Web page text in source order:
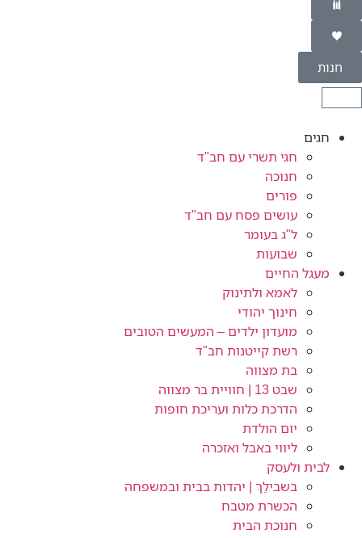
חנות
חגים
חגי תשרי עם חב"ד
חנוכה
פורים
עושים פסח עם חב"ד
ל"ג בעומר
שבועות
מעגל החיים
לאמא ולתינוק
חינוך יהודי
מועדון ילדים – המעשים הטובים
רשת קייטנות חב"ד
בת מצווה
שבט 13 | חוויית בר מצווה
הדרכת כלות ועריכת חופות​
יום הולדת
ליווי באבל ואזכרה
לבית ולעסק
בשבילֵךְ | יהדות בבית ובמשפחה
הכשרת מטבח
חנוכת הבית